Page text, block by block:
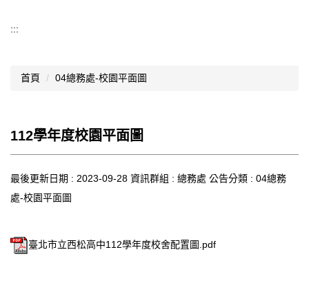
認識西松
文件資料
網站管理
西松學習歷程檔案
:::
首頁 04總務處-校園平面圖
112學年度校園平面圖
最後更新日期 : 2023-09-28 資訊群組 : 總務處 公告分類 : 04總務
處-校園平面圖
臺北市立西松高中112學年度校舍配置圖.pdf